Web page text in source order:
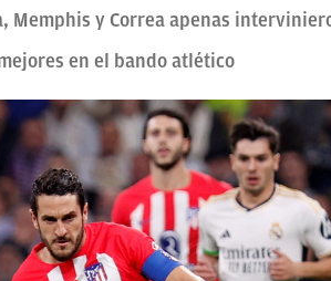
Memphis y Correa apenas
en el bando atlético